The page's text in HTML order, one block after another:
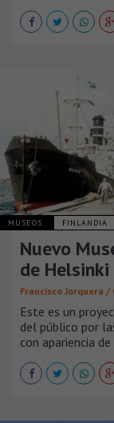
MUSEOS FINLANDIA
Nuevo
de Helsinki
Francisco Jorquera
Este es un
del público por
con apariencia